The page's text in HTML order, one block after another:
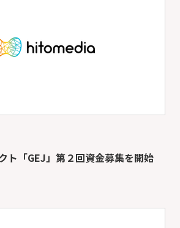
ト「GEJ」第２回資金募集を開始